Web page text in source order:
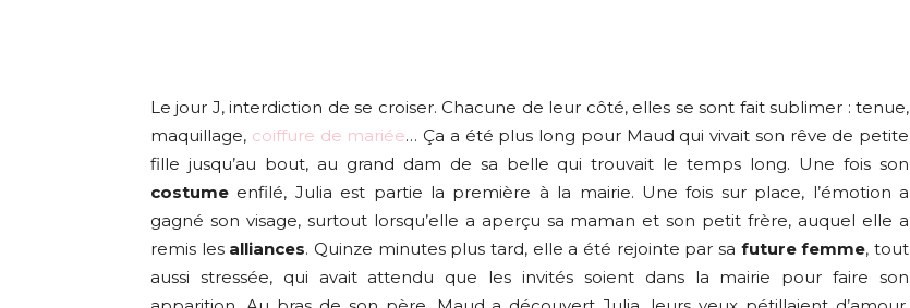
Le jour J, interdiction de se croiser. Chacune de leur côté, elles se sont fait sublimer : tenue,
maquillage, coiffure de mariée… Ça a été plus long pour Maud qui vivait son rêve de petite
fille jusqu’au bout, au grand dam de sa belle qui trouvait le temps long. Une fois son
costume enfilé, Julia est partie la première à la mairie. Une fois sur place, l’émotion a
gagné son visage, surtout lorsqu’elle a aperçu sa maman et son petit frère, auquel elle a
remis les alliances. Quinze minutes plus tard, elle a été rejointe par sa future femme, tout
aussi stressée, qui avait attendu que les invités soient dans la mairie pour faire son